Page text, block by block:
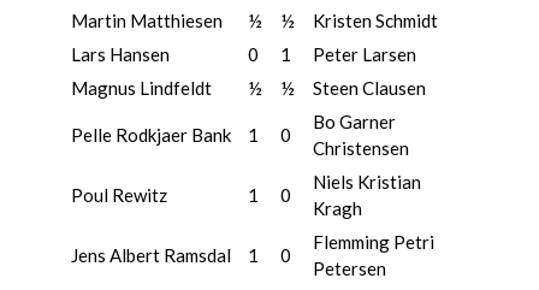
Martin Matthiesen
½ ½
Kristen Schmidt
Lars Hansen
0 1
Peter Larsen
Magnus Lindfeldt
½ ½ Steen Clausen
Pelle Rodkjaer Bank 1 0
Bo Garner
Christensen
Poul Rewitz 1 0
Niels Kristian
Kragh
Jens Albert Ramsdal 1 0
Flemming Petri
Petersen